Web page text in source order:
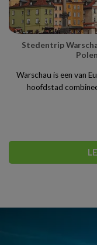
Stedentrip
Warschau is een van
hoofdstad